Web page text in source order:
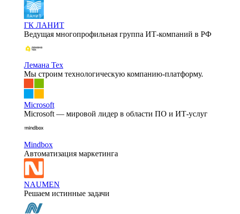
ГК ЛАНИТ
Ведущая многопрофильная группа ИТ-компаний в РФ
Лемана Тех
Мы строим технологическую компанию-платформу.
Microsoft
Microsoft — мировой лидер в области ПО и ИТ-услуг
Mindbox
Автоматизация маркетинга
NAUMEN
Решаем истинные задачи